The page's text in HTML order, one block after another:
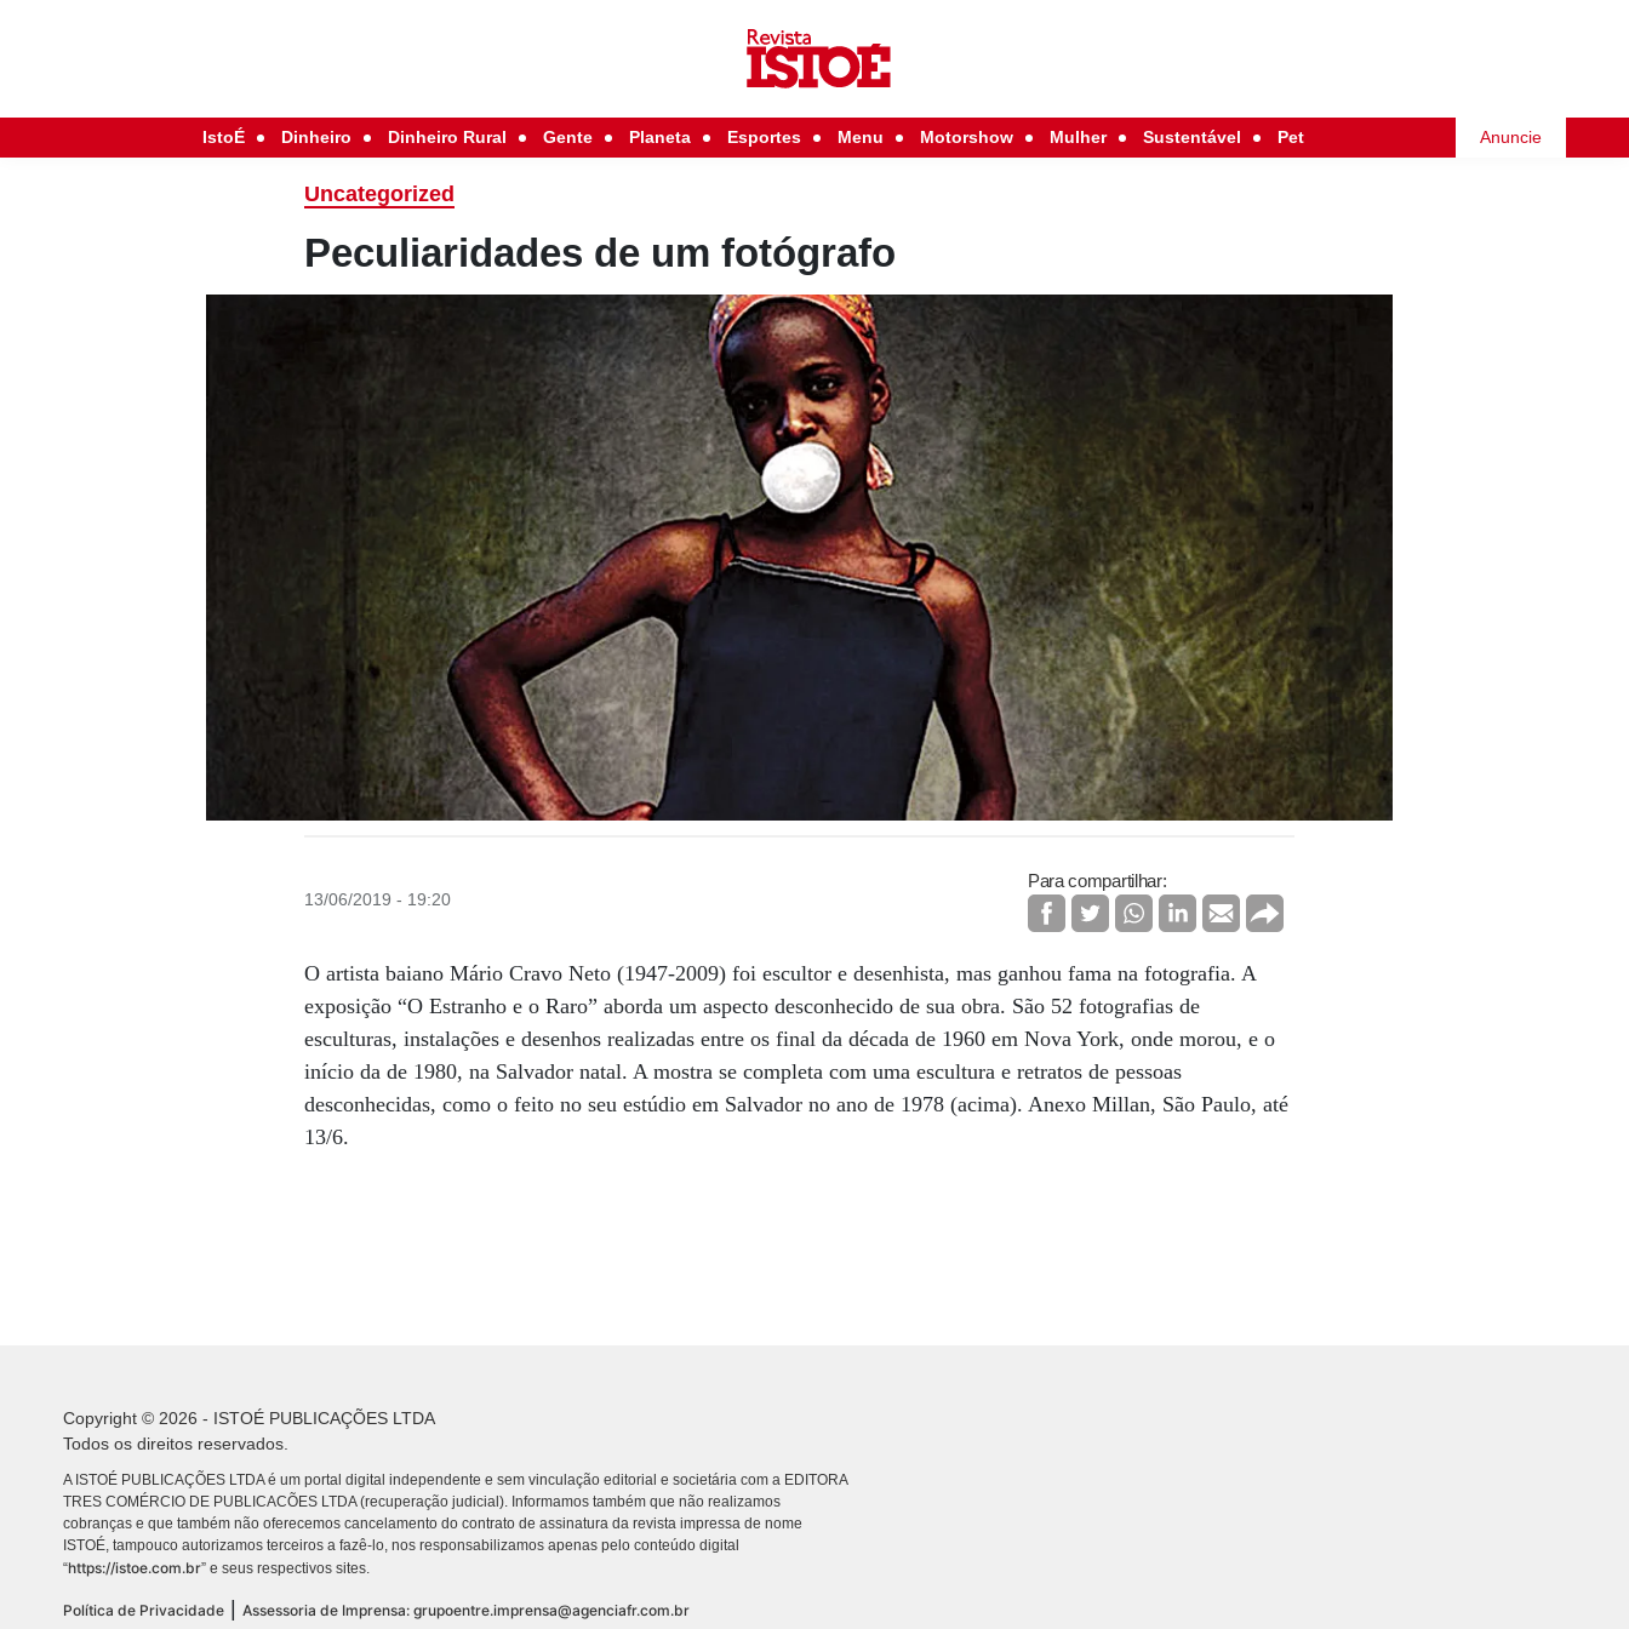
IstoÉ Dinheiro Dinheiro Rural Gente Planeta Esportes Menu Motorshow Mulher Sustentável Pet Anuncie
Uncategorized
Peculiaridades de um fotógrafo
13/06/2019 - 19:20
Para compartilhar:
O artista baiano Mário Cravo Neto (1947-2009) foi escultor e desenhista, mas ganhou fama na fotografia. A
exposição “O Estranho e o Raro” aborda um aspecto desconhecido de sua obra. São 52 fotografias de
esculturas, instalações e desenhos realizadas entre os final da década de 1960 em Nova York, onde morou, e o
início da de 1980, na Salvador natal. A mostra se completa com uma escultura e retratos de pessoas
desconhecidas, como o feito no seu estúdio em Salvador no ano de 1978 (acima). Anexo Millan, São Paulo, até
13/6.
Copyright © 2026 - ISTOÉ PUBLICAÇÕES LTDA
Todos os direitos reservados.
A ISTOÉ PUBLICAÇÕES LTDA é um portal digital independente e sem vinculação editorial e societária com a EDITORA
TRES COMÉRCIO DE PUBLICACÕES LTDA (recuperação judicial). Informamos também que não realizamos
cobranças e que também não oferecemos cancelamento do contrato de assinatura da revista impressa de nome
ISTOÉ, tampouco autorizamos terceiros a fazê-lo, nos responsabilizamos apenas pelo conteúdo digital
“https://istoe.com.br” e seus respectivos sites.
Política de Privacidade Assessoria de Imprensa: grupoentre.imprensa@agenciafr.com.br